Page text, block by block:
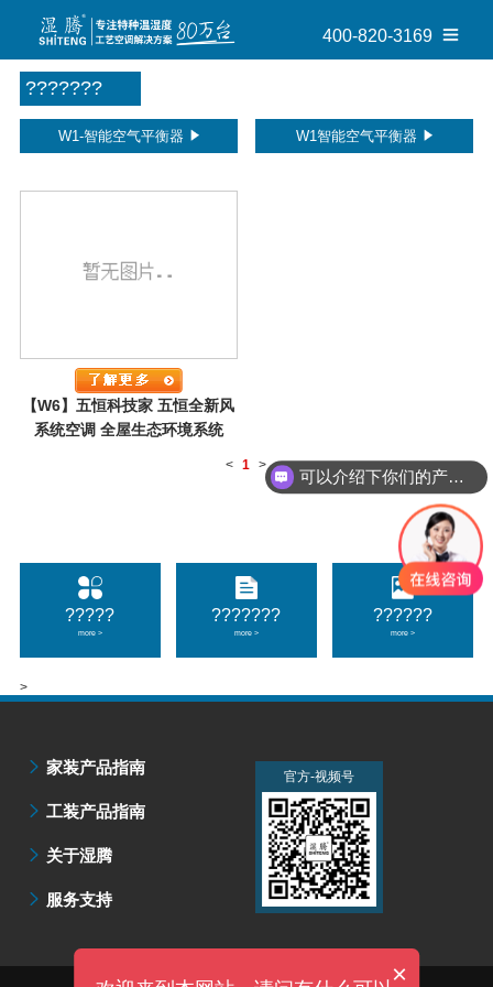
400-820-3169
W1-智能空气平衡器 W1智能空气平衡器
???????
>
?????
more >
???????
more >
??????
more >
【W6】五恒科技家 五恒全新风
系统空调 全屋生态环境系统
< 1 >
家装产品指南
工装产品指南
关于湿腾
服务支持
官方-微信公众号
官方-视频号
可以介绍下你们的产品么
×